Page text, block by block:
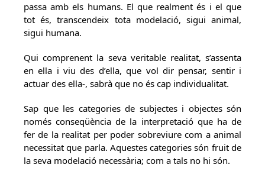
passa amb els humans. El que realment és i el que
tot és, transcendeix tota modelació, sigui animal,
sigui humana.
Qui comprenent la seva veritable realitat, s’assenta
en ella i viu des d’ella, que vol dir pensar, sentir i
actuar des ella-, sabrà que no és cap individualitat.
Sap que les categories de subjectes i objectes són
només conseqüència de la interpretació que ha de
fer de la realitat per poder sobreviure com a animal
necessitat que parla. Aquestes categories són fruit de
la seva modelació necessària; com a tals no hi són.